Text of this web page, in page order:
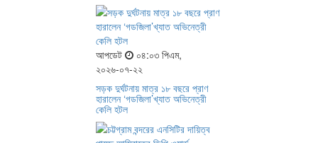
আপডেট
০৪:০৩ পিএম,
২০২৬-০৭-২২
সড়ক দুর্ঘটনায় মাত্র ১৮ বছরে প্রাণ
হারালেন ‘গডজিলা’খ্যাত অভিনেত্রী
কেলি হটল